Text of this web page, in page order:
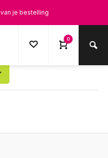
van je bestelling
0